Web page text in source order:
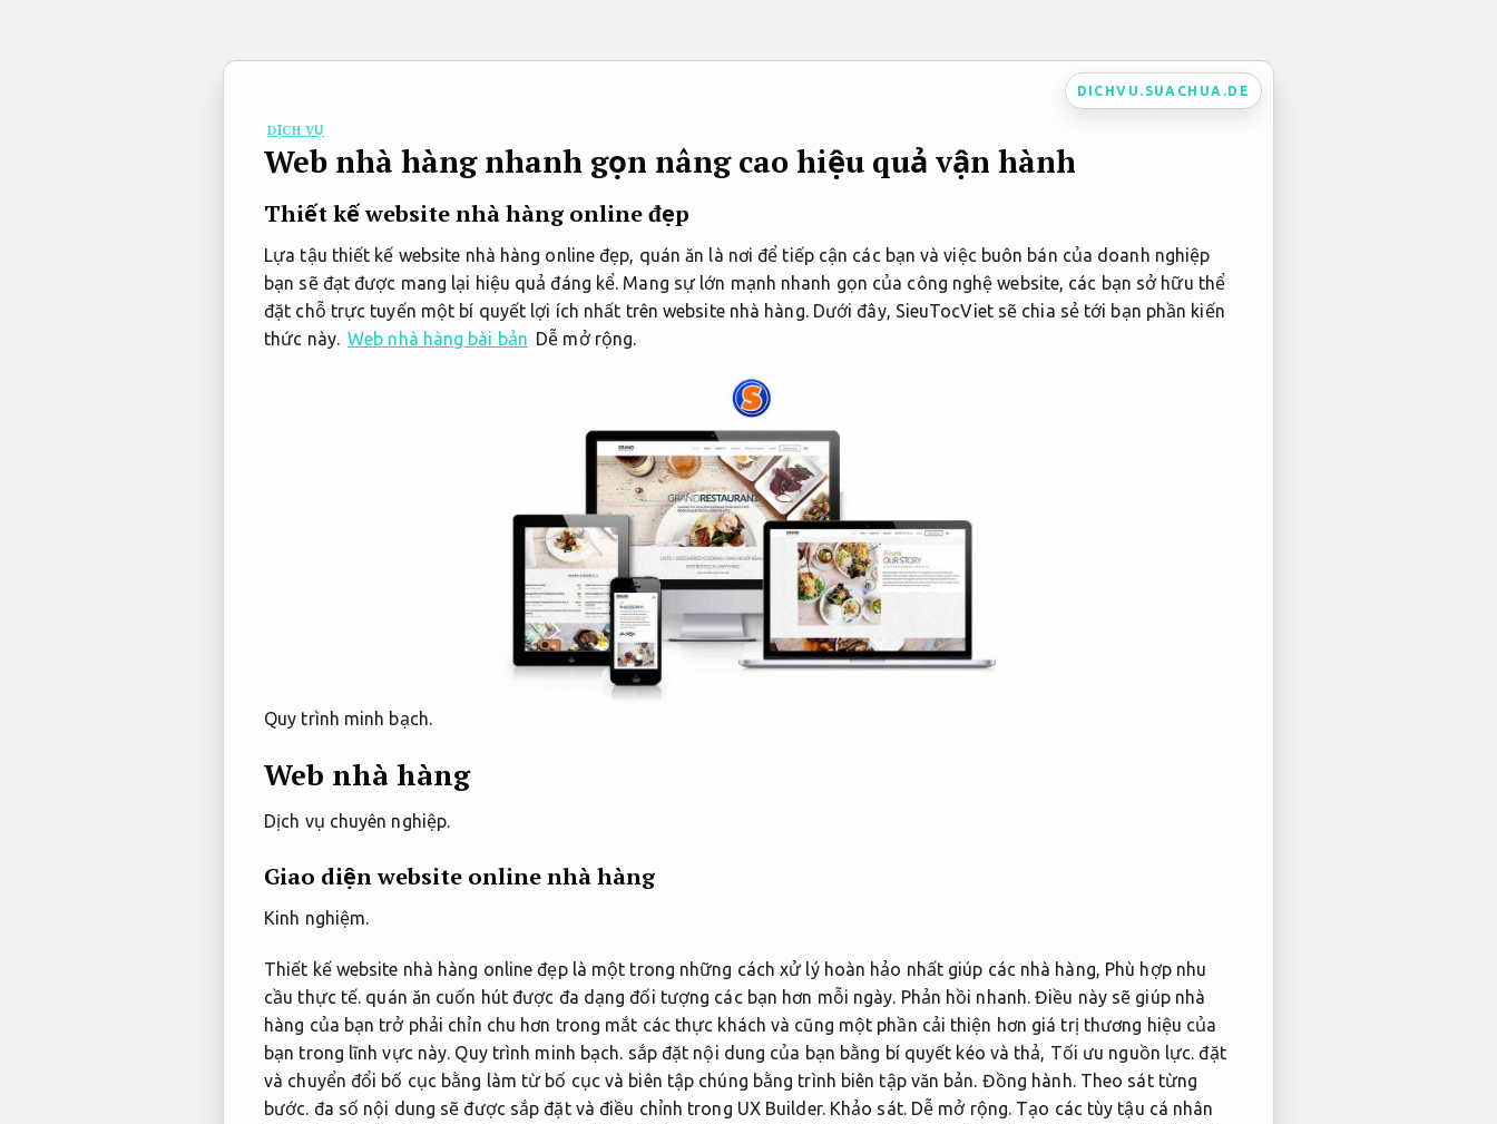
DICHVU.SUACHUA.DE
DỊCH VỤ
Web nhà hàng nhanh gọn nâng cao hiệu quả vận hành
Thiết kế website nhà hàng online đẹp
Lựa tậu thiết kế website nhà hàng online đẹp, quán ăn là nơi để tiếp cận các bạn và việc buôn bán của doanh nghiệp
bạn sẽ đạt được mang lại hiệu quả đáng kể. Mang sự lớn mạnh nhanh gọn của công nghệ website, các bạn sở hữu thể
đặt chỗ trực tuyến một bí quyết lợi ích nhất trên website nhà hàng. Dưới đây, SieuTocViet sẽ chia sẻ tới bạn phần kiến
thức này. Web nhà hàng bài bản Dễ mở rộng.
Quy trình minh bạch.
Web nhà hàng
Dịch vụ chuyên nghiệp.
Giao diện website online nhà hàng
Kinh nghiệm.
Thiết kế website nhà hàng online đẹp là một trong những cách xử lý hoàn hảo nhất giúp các nhà hàng, Phù hợp nhu
cầu thực tế. quán ăn cuốn hút được đa dạng đối tượng các bạn hơn mỗi ngày. Phản hồi nhanh. Điều này sẽ giúp nhà
hàng của bạn trở phải chỉn chu hơn trong mắt các thực khách và cũng một phần cải thiện hơn giá trị thương hiệu của
bạn trong lĩnh vực này. Quy trình minh bạch. sắp đặt nội dung của bạn bằng bí quyết kéo và thả, Tối ưu nguồn lực. đặt
và chuyển đổi bố cục bằng làm từ bố cục và biên tập chúng bằng trình biên tập văn bản. Đồng hành. Theo sát từng
bước. đa số nội dung sẽ được sắp đặt và điều chỉnh trong UX Builder. Khảo sát. Dễ mở rộng. Tạo các tùy tậu cá nhân